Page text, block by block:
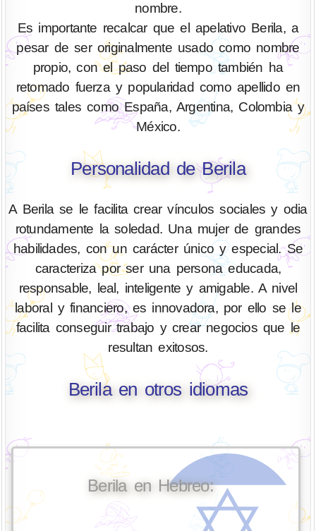
nombre.
Es importante recalcar que el apelativo Berila, a
pesar de ser originalmente usado como nombre
propio, con el paso del tiempo también ha
retomado fuerza y popularidad como apellido en
países tales como España, Argentina, Colombia y
México.
Personalidad de Berila
A Berila se le facilita crear vínculos sociales y odia
rotundamente la soledad. Una mujer de grandes
habilidades, con un carácter único y especial. Se
caracteriza por ser una persona educada,
responsable, leal, inteligente y amigable. A nivel
laboral y financiero, es innovadora, por ello se le
facilita conseguir trabajo y crear negocios que le
resultan exitosos.
Berila en otros idiomas
Berila en Hebreo: